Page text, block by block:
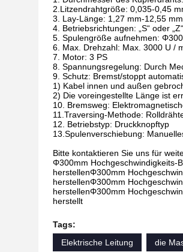
2.Litzendrahtgröße: 0,035-0,45
3. Lay-Länge: 1,27 mm-12,55
4. Betriebsrichtungen: „S“ oder „Z“
5. Spulengröße aufnehmen:
6. Max. Drehzahl: Max. 3000 U /
7. Motor: 3 PS
8. Spannungsregelung: Durch
9. Schutz: Bremst/stoppt
1) Kabel innen und außen
2) Die voreingestellte Länge ist
10. Bremsweg:
11.Traversing-Methode:
12. Betriebstyp: Druckknopftyp
13.Spulenverschiebung:
Bitte kontaktieren Sie uns für
Φ300mm Hochgeschwindigkeits-
herstellenΦ300mm
herstellenΦ300mm
herstellenΦ300mm
herstellt
Tags:
Elektrische Leitung
die